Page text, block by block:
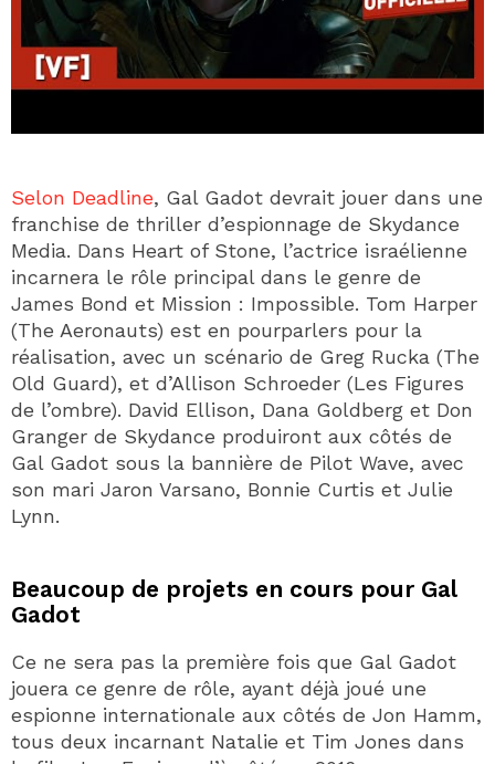
Selon Deadline, Gal Gadot devrait jouer dans une
franchise de thriller d’espionnage de Skydance
Media. Dans Heart of Stone, l’actrice israélienne
incarnera le rôle principal dans le genre de
James Bond et Mission : Impossible. Tom Harper
(The Aeronauts) est en pourparlers pour la
réalisation, avec un scénario de Greg Rucka (The
Old Guard), et d’Allison Schroeder (Les Figures
de l’ombre). David Ellison, Dana Goldberg et Don
Granger de Skydance produiront aux côtés de
Gal Gadot sous la bannière de Pilot Wave, avec
son mari Jaron Varsano, Bonnie Curtis et Julie
Lynn.
Beaucoup de projets en cours pour Gal
Gadot
Ce ne sera pas la première fois que Gal Gadot
jouera ce genre de rôle, ayant déjà joué une
espionne internationale aux côtés de Jon Hamm,
tous deux incarnant Natalie et Tim Jones dans